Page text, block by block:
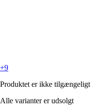
+9
Produktet er ikke tilgængeligt
Alle varianter er udsolgt